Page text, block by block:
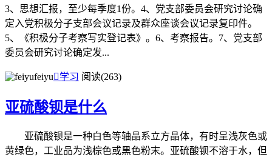
3、思想汇报，至少每季度1份。4、党支部委员会研究讨论确
定入党积极分子支部会议记录及群众座谈会议记录复印件。
5、《积极分子考察写实登记表》。6、考察报告。7、党支部
委员会研究讨论确定发...
feiyu学习 阅读(263)
亚硫酸钡是什么
亚硫酸钡是一种白色等轴晶系立方晶体，有时呈浅灰色或
黄绿色，工业品为浅棕色或黑色粉末。亚硫酸钡不溶于水，但